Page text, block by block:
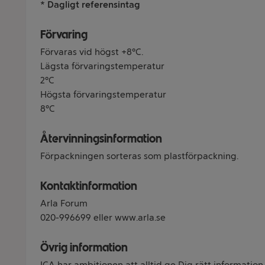
* Dagligt referensintag
Förvaring
Förvaras vid högst +8°C.
Lägsta förvaringstemperatur
2°C
Högsta förvaringstemperatur
8°C
Återvinningsinformation
Förpackningen sorteras som plastförpackning.
Kontaktinformation
Arla Forum
020-996699 eller www.arla.se
Övrig information